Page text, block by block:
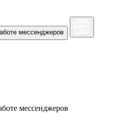
мессенджеров
мессенджеров